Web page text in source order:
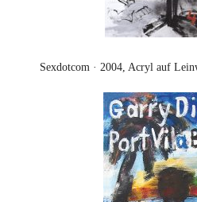
Sexdotcom · 2004, Acryl auf